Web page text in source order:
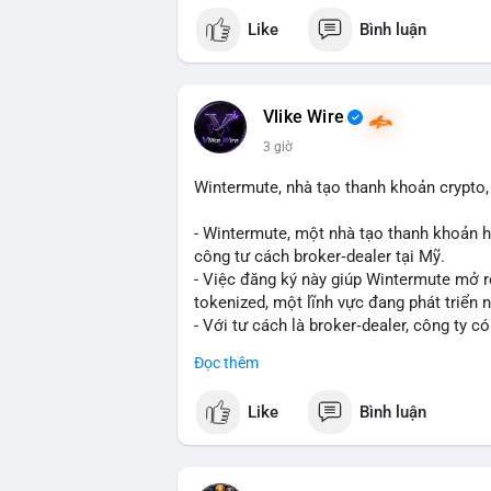
lượng này, khả năng cao là chuyển lên
tạo áp lực giảm giá ngắn hạn. Tuy
thêm các giao dịch tiếp theo từ cùng
Lời khuyên: Nhà đầu tư nhỏ lẻ nên thận
bộ, ít tác động đến thị trường. Chỉ vào
#317btc #20triệuusd #mempool
Like Bình luận
Vlike Wire
3 giờ
Wintermute, nhà tạo thanh khoản
- Wintermute, một nhà tạo thanh khoản
công tư cách broker‑dealer tại Mỹ.
- Việc đăng ký này giúp Wintermute
tokenized, một lĩnh vực đang phát triển
- Với tư cách là broker‑dealer, công ty
- Đây là bước chiến lược nhằm tận dụng
#binancesquare #cryptonews
Đọc thêm
Like Bình luận